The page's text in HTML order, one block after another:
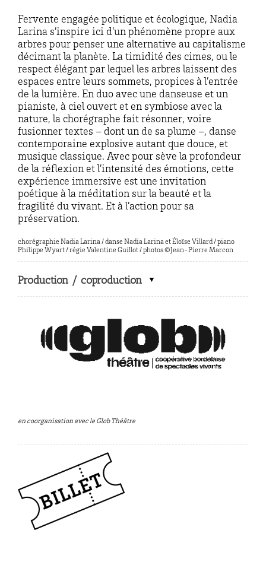
Fervente engagée politique et écologique, Nadia
Larina s’inspire ici d’un phénomène propre aux
arbres pour penser une alternative au capitalisme
décimant la planète. La timidité des cimes, ou le
respect élégant par lequel les arbres laissent des
espaces entre leurs sommets, propices à l’entrée
de la lumière. En duo avec une danseuse et un
pianiste, à ciel ouvert et en symbiose avec la
nature, la chorégraphe fait résonner, voire
fusionner textes – dont un de sa plume –, danse
contemporaine explosive autant que douce, et
musique classique. Avec pour sève la profondeur
de la réflexion et l’intensité des émotions, cette
expérience immersive est une invitation
poétique à la méditation sur la beauté et la
fragilité du vivant. Et à l’action pour sa
préservation.
chorégraphie Nadia Larina / danse Nadia Larina et Éloïse Villard / piano
Philippe Wyart / régie Valentine Guillot / photos ©Jean-Pierre Marcon
Production / coproduction
en coorganisation avec le Glob Théâtre